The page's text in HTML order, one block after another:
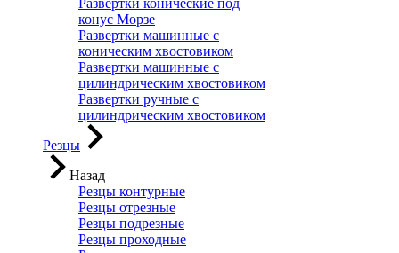
Развертки конические под
конус Морзе
Развертки машинные с
коническим хвостовиком
Развертки машинные с
цилиндрическим хвостовиком
Развертки ручные с
цилиндрическим хвостовиком
Резцы
Назад
Резцы контурные
Резцы отрезные
Резцы подрезные
Резцы проходные